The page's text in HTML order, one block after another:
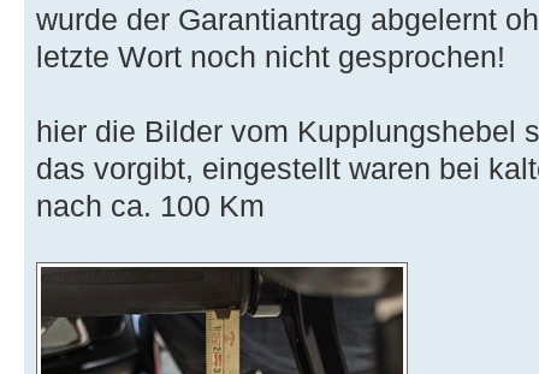
wurde der Garantiantrag abgelernt
letzte Wort noch nicht gesprochen!
hier die Bilder vom Kupplungshebel
das vorgibt, eingestellt waren bei
nach ca. 100 Km